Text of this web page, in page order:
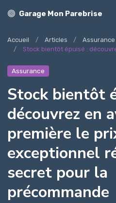
Garage Mon Parebrise
Accueil Articles
Assurance
Stock bientôt épuisé :
Assurance
Stock bientôt
découvrez en
première le
exceptionnel
secret pour la
précommande